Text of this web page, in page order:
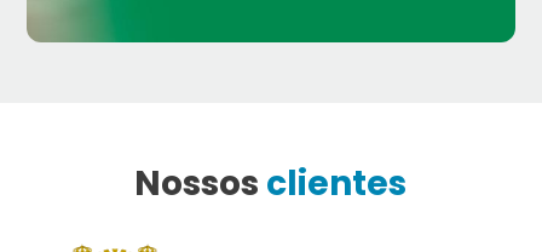
Nossos clientes